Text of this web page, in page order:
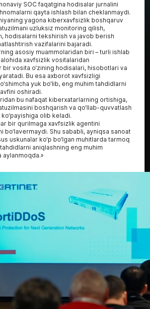
SOC faqatgina hodisalar jurnalini
qayta ishlash bilan cheklanmaydi.
yagona kiberxavfsizlik boshqaruv
uzluksiz monitoring qilish,
hodisalarni tekshirish va javob berish
vazifalarini bajaradi.
asosiy muammolaridan biri – turli ishlab
xavfsizlik vositalaridan
bir vosita o‘zining hodisalari, hisobotlari va
Bu esa axborot xavfsizligi
yuk bo‘lib, eng muhim tahdidlarni
oshiradi.
bu nafaqat kiberxatarlarning ortishiga,
boshqarish va qo‘llab-quvvatlash
olib keladi.
bir qurilmaga xavfsizlik agentini
bo‘lavermaydi. Shu sababli, ayniqsa sanoat
uskunalar ko‘p bo‘lgan muhitlarda tarmoq
aniqlashning eng muhim